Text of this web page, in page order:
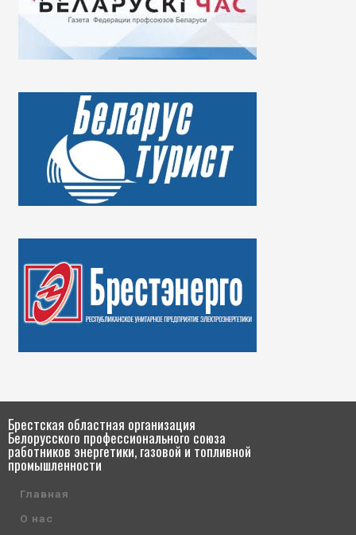
Брестская областная организация
Белорусского профессионального союза
работников энергетики, газовой и топливной
промышленности
Главная
О нас